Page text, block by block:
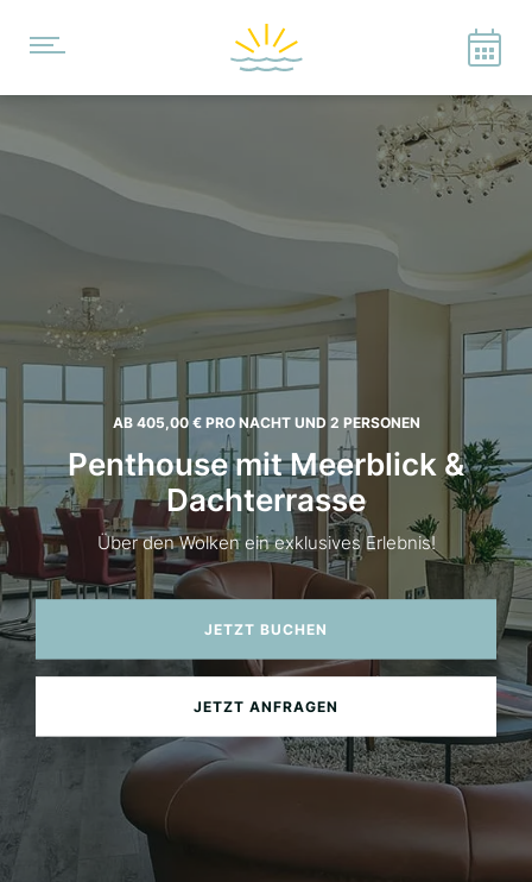
AB 405,00 € PRO NACHT UND 2 PERSONEN
Penthouse mit Meerblick &
Dachterrasse
Über den Wolken ein exklusives Erlebnis!
JETZT BUCHEN
JETZT ANFRAGEN